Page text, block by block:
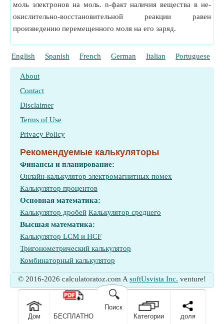
моль электронов на моль. n-факт наличия вещества в не-
окислительно-восстановительной реакции равен
произведению перемещенного моля на его заряд.
English Spanish French German Italian Portuguese
About
Contact
Disclaimer
Terms of Use
Privacy Policy
Рекомендуемые калькуляторы
Финансы и планирование:
Онлайн-калькулятор электромагнитных помех
Калькулятор процентов
Основная математика:
Калькулятор дробей Калькулятор среднего
Высшая математика:
Калькулятор LCM и HCF
Тригонометрический калькулятор
Комбинаторный калькулятор
© 2016-2026 calculatoratoz.com A softUsvista Inc. venture!
Дом
БЕСПЛАТНО
🔍
Поиск
Категории
доля